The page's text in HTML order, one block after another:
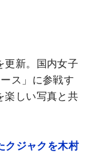
更新。国内女子
ス」に参戦す
楽しい写真と共
クジャクを木村